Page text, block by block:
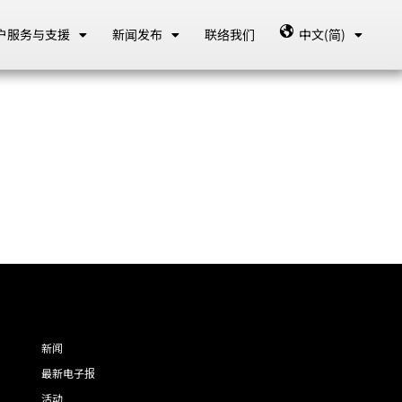
服务与支援 新闻发布 联络我们 中文(简)
新闻
最新电子报
活动